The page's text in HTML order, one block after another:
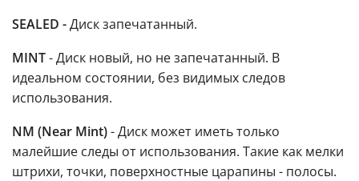
SEALED -Дискзапечатанный.
MINT- Диск новый, но не запечатанный. В
идеальном состоянии, без видимых следов
использования.
NM (Near Mint)- Диск может иметь только
малейшие следы от использования. Такие как мелки
штрихи, точки, поверхностные царапины - полосы.